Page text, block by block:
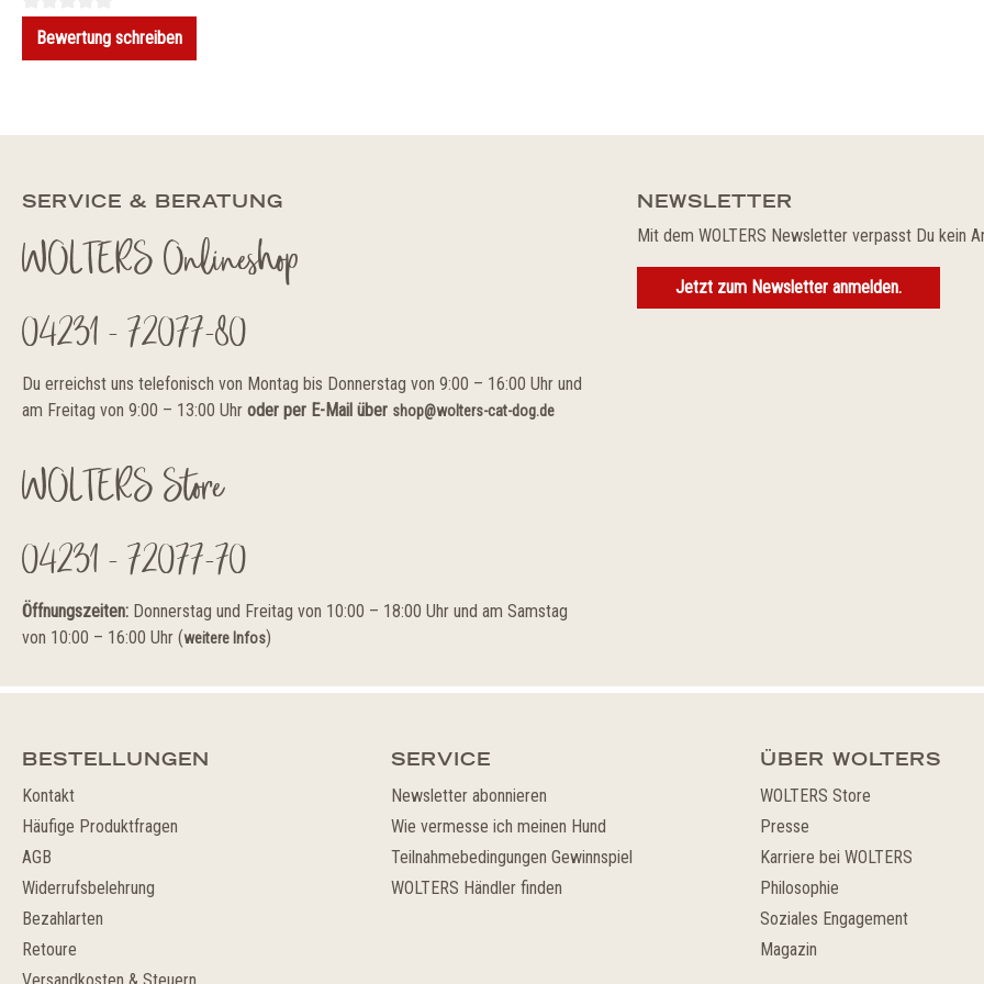
Bewertung schreiben
SERVICE & BERATUNG
WOLTERS Onlineshop
04231 - 72077-80
Du erreichst uns telefonisch von Montag bis Donnerstag von 9:00 – 16:00 Uhr und
am Freitag von 9:00 – 13:00 Uhr oder per E-Mail über shop@wolters-cat-dog.de
WOLTERS Store
04231 - 72077-70
Öffnungszeiten: Donnerstag und Freitag von 10:00 – 18:00 Uhr und am Samstag
von 10:00 – 16:00 Uhr (weitere Infos)
NEWSLETTER
Mit dem WOLTERS Newsletter verpasst Du kein
Jetzt zum Newsletter anmelden.
BESTELLUNGEN
Kontakt
Häufige Produktfragen
AGB
Widerrufsbelehrung
Bezahlarten
Retoure
SERVICE
Newsletter abonnieren
Wie vermesse ich meinen Hund
Teilnahmebedingungen Gewinnspiel
WOLTERS Händler finden
ÜBER WOLTERS
WOLTERS Store
Presse
Karriere bei WOLTERS
Philosophie
Soziales Engagement
Magazin